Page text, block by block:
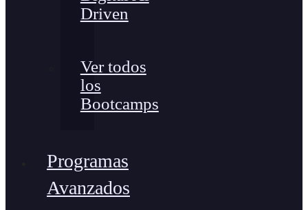
Driven
Ver todos
los
Bootcamps
Programas
Avanzados